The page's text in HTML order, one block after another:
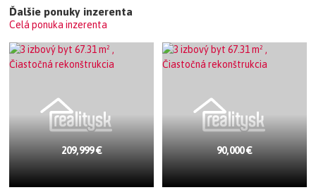
Ďalšie ponuky inzerenta
Celá ponuka inzerenta
209,999 € 90,000 €